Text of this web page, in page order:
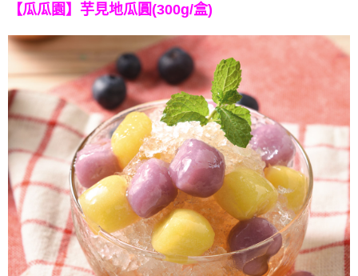
【瓜瓜園】芋見地瓜圓(300g/盒)